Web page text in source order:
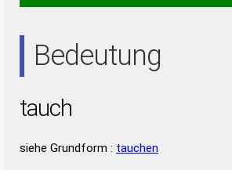
Bedeutung
tauch
siehe Grundform : tauchen